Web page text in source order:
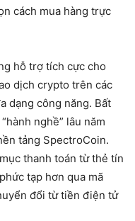
cách mua hàng trực
hỗ trợ tích cực cho
dịch crypto trên các
dạng công năng. Bất
nghề” lâu năm
tảng SpectroCoin.
thanh toán từ thẻ tín
tạp hơn qua mã
đổi từ tiền điện tử